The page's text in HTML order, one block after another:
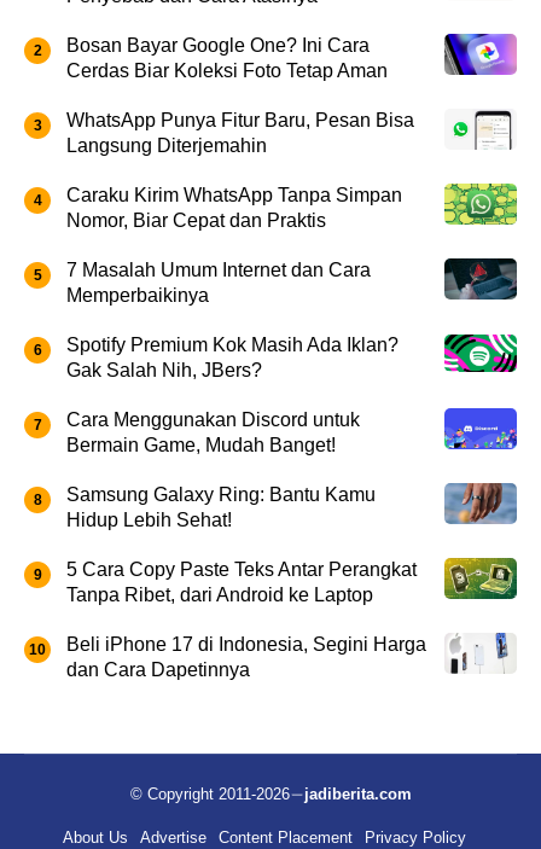
Bosan Bayar Google One? Ini Cara
Cerdas Biar Koleksi Foto Tetap Aman
WhatsApp Punya Fitur Baru, Pesan Bisa
Langsung Diterjemahin
Caraku Kirim WhatsApp Tanpa Simpan
Nomor, Biar Cepat dan Praktis
7 Masalah Umum Internet dan Cara
Memperbaikinya
Spotify Premium Kok Masih Ada Iklan?
Gak Salah Nih, JBers?
Cara Menggunakan Discord untuk
Bermain Game, Mudah Banget!
Samsung Galaxy Ring: Bantu Kamu
Hidup Lebih Sehat!
5 Cara Copy Paste Teks Antar Perangkat
Tanpa Ribet, dari Android ke Laptop
Beli iPhone 17 di Indonesia, Segini Harga
dan Cara Dapetinnya
© Copyright 2011-2026 jadiberita.com
About Us Advertise Content Placement Privacy Policy